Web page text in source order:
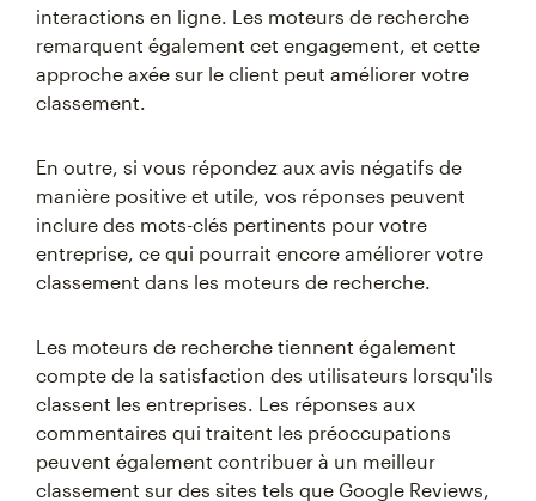
interactions en ligne. Les moteurs de recherche
remarquent également cet engagement, et cette
approche axée sur le client peut améliorer votre
classement.
En outre, si vous répondez aux avis négatifs de
manière positive et utile, vos réponses peuvent
inclure des mots-clés pertinents pour votre
entreprise, ce qui pourrait encore améliorer votre
classement dans les moteurs de recherche.
Les moteurs de recherche tiennent également
compte de la satisfaction des utilisateurs lorsqu'ils
classent les entreprises. Les réponses aux
commentaires qui traitent les préoccupations
peuvent également contribuer à un meilleur
classement sur des sites tels que Google Reviews,